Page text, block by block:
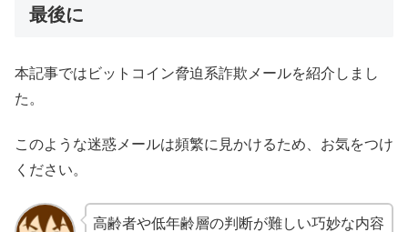
最後に
本記事ではビットコイン脅迫系詐欺メールを紹介しまし
た。
このような迷惑メールは頻繁に見かけるため、お気をつけ
ください。
高齢者や低年齢層の判断が難しい巧妙な内容